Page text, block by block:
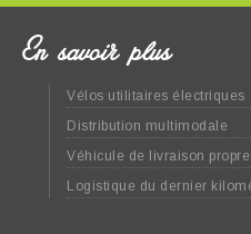
En savoir plus
Vélos utilitaires électriques
Distribution multimodale
Véhicule de livraison propre
Logistique du dernier